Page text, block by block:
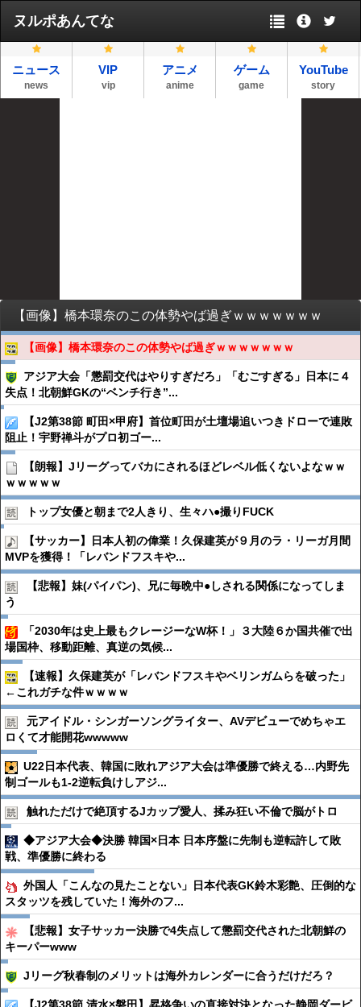
ヌルポあんてな
ニュース
news
VIP
vip
アニメ
anime
ゲーム
game
YouTube
story
【画像】橋本環奈のこの体勢やば過ぎｗｗｗｗｗｗｗ
【画像】橋本環奈のこの体勢やば過ぎｗｗｗｗｗｗｗ
アジア大会「懲罰交代はやりすぎだろ」「むごすぎる」日本に４
失点！北朝鮮GKの“ベンチ行き”...
【J2第38節 町田×甲府】首位町田が土壇場追いつきドローで連敗
阻止！宇野禅斗がプロ初ゴー...
【朗報】Jリーグってバカにされるほどレベル低くないよなｗｗ
ｗｗｗｗｗ
トップ女優と朝まで2人きり、生々ハ●︎撮りFUCK
【サッカー】日本人初の偉業！久保建英が９月のラ・リーガ月間
MVPを獲得！「レバンドフスキや...
【悲報】妹(パイパン)、兄に毎晩中●︎しされる関係になってしま
う
「2030年は史上最もクレージーなW杯！」３大陸６か国共催で出
場国枠、移動距離、真逆の気候...
【速報】久保建英が「レバンドフスキやベリンガムらを破った」
←これガチな件ｗｗｗｗ
元アイドル・シンガーソングライター、AVデビューでめちゃエ
ロくて才能開花wwwww
U22日本代表、韓国に敗れアジア大会は準優勝で終える…内野先
制ゴールも1-2逆転負けしアジ...
触れただけで絶頂するJカップ愛人、揉み狂い不倫で脳がトロ
◆アジア大会◆決勝 韓国×日本 日本序盤に先制も逆転許して敗
戦、準優勝に終わる
外国人「こんなの見たことない」日本代表GK鈴木彩艶、圧倒的な
スタッツを残していた！海外のフ...
【悲報】女子サッカー決勝で4失点して懲罰交代された北朝鮮の
キーパーwww
Jリーグ秋春制のメリットは海外カレンダーに合うだけだろ？